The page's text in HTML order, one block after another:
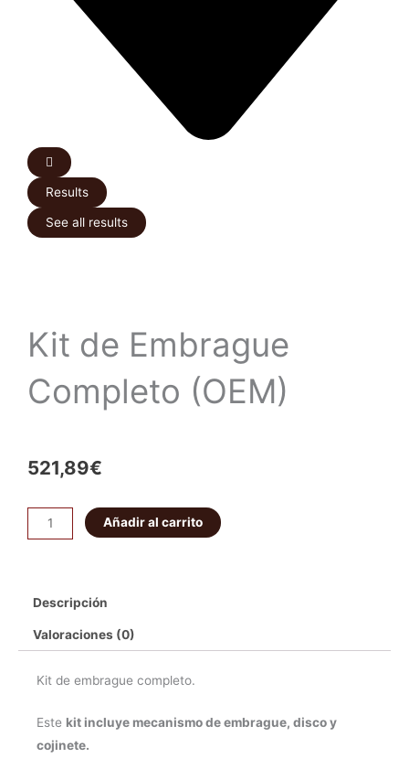
Results
See all results
Kit de Embrague
Completo (OEM)
521,89€
de
(OEM)
cantidad
Añadir al carrito
Descripción
Valoraciones (0)
Kit de embrague completo.
Este kit incluye mecanismo de embrague, disco y
cojinete.